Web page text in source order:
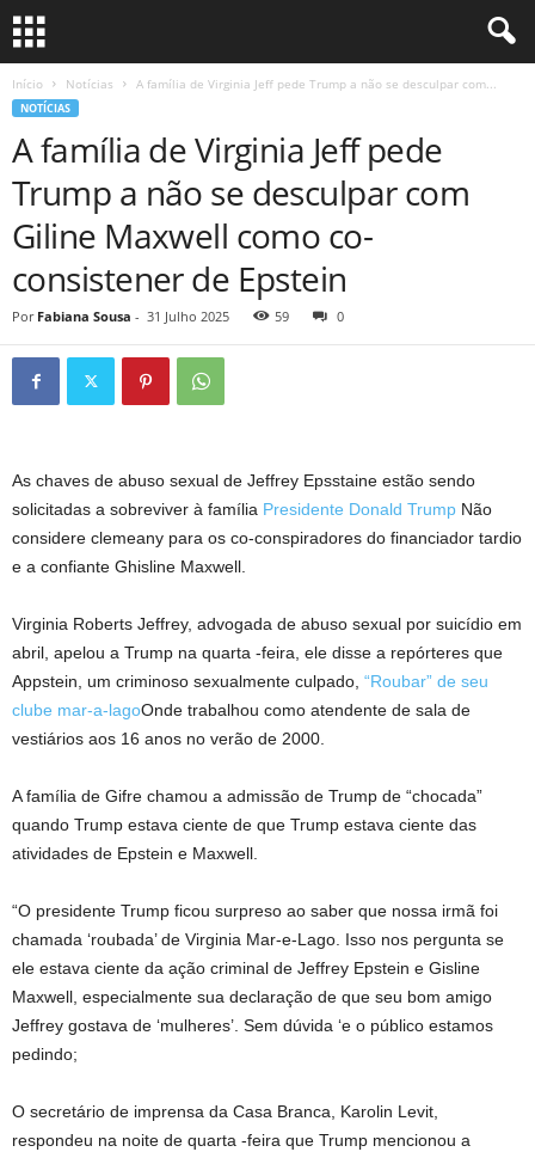
Início Notícias A família de Virginia Jeff pede Trump a não se desculpar com...
NOTÍCIAS
A família de Virginia Jeff pede
Trump a não se desculpar com
Giline Maxwell como co-
consistener de Epstein
Por Fabiana Sousa - 31 Julho 2025 59 0
As chaves de abuso sexual de Jeffrey Epsstaine estão sendo
solicitadas a sobreviver à família Presidente Donald Trump Não
considere clemeany para os co-conspiradores do financiador tardio
e a confiante Ghisline Maxwell.
Virginia Roberts Jeffrey, advogada de abuso sexual por suicídio em
abril, apelou a Trump na quarta -feira, ele disse a repórteres que
Appstein, um criminoso sexualmente culpado, “Roubar” de seu
clube mar-a-lagoOnde trabalhou como atendente de sala de
vestiários aos 16 anos no verão de 2000.
A família de Gifre chamou a admissão de Trump de “chocada”
quando Trump estava ciente de que Trump estava ciente das
atividades de Epstein e Maxwell.
“O presidente Trump ficou surpreso ao saber que nossa irmã foi
chamada ‘roubada’ de Virginia Mar-e-Lago. Isso nos pergunta se
ele estava ciente da ação criminal de Jeffrey Epstein e Gisline
Maxwell, especialmente sua declaração de que seu bom amigo
Jeffrey gostava de ‘mulheres’. Sem dúvida ‘e o público estamos
pedindo;
O secretário de imprensa da Casa Branca, Karolin Levit,
respondeu na noite de quarta -feira que Trump mencionou a